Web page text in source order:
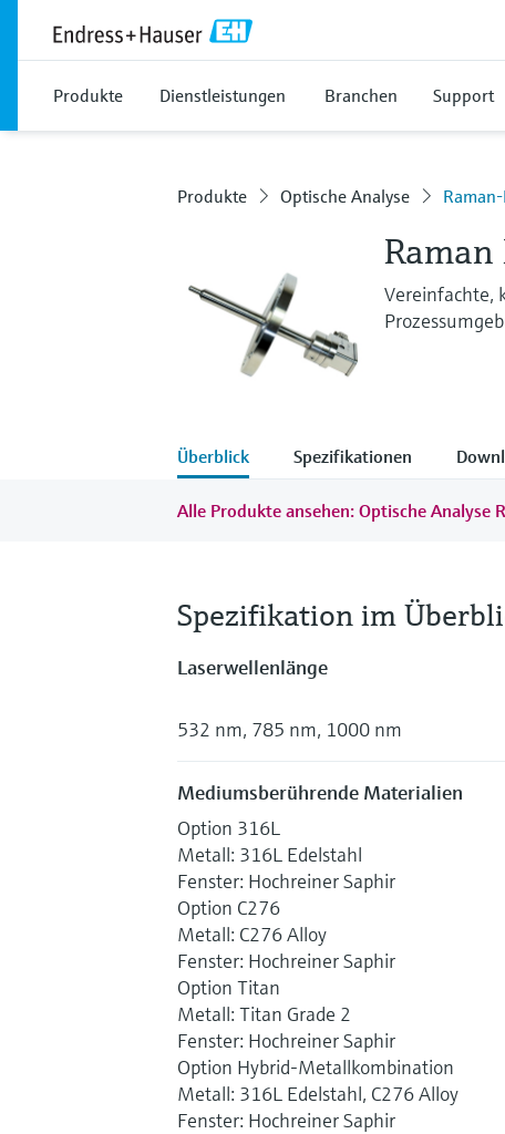
Produkte Dienstleistungen Branchen Support
Produkte Optische Analyse
Raman
Vereinfachte,
Überblick Spezifikationen
Alle Produkte ansehen: Optische Analyse
Spezifikation im
Laserwellenlänge
532 nm, 785 nm, 1000 nm
Mediumsberührende Materialien
Option 316L
Metall: 316L Edelstahl
Fenster: Hochreiner Saphir
Option C276
Metall: C276 Alloy
Fenster: Hochreiner Saphir
Option Titan
Metall: Titan Grade 2
Fenster: Hochreiner Saphir
Option Hybrid-Metallkombination
Metall: 316L Edelstahl, C276 Alloy
Fenster: Hochreiner Saphir